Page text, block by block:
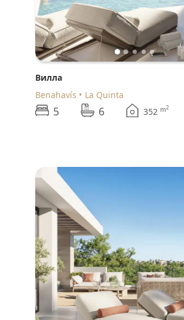
Вилла
Benahavís
La Quinta
5 6 352 m2